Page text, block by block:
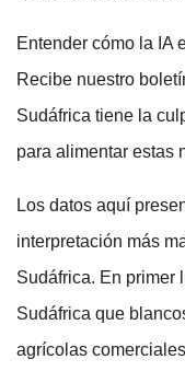
Entender cómo la IA
Recibe nuestro
Sudáfrica tiene la
para alimentar estas
Los datos aquí
interpretación más
Sudáfrica. En primer
Sudáfrica que
agrícolas